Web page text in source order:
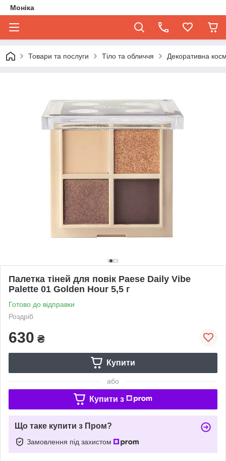
Моніка
Товари та послуги Тіло та обличчя Декоративна
Палетка тіней для повік Paese Daily Vibe
Palette 01 Golden Hour 5,5 г
Готово до відправки
Роздріб
630 ₴
Купити
або
Купити з
Що таке купити з Пром?
Замовлення під захистом